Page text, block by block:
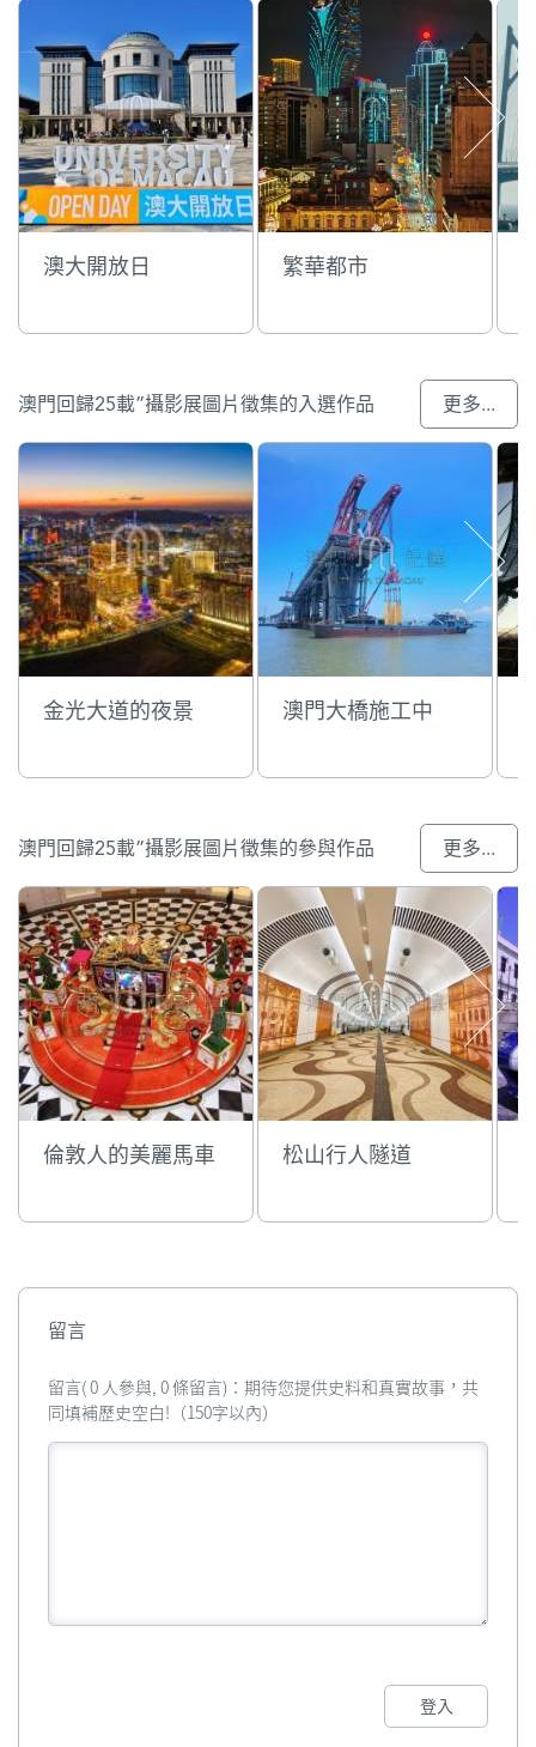
澳大開放日 繁華都市
澳門回歸25載”攝影展圖片徵集的入選作品 更多...
金光大道的夜景 澳門大橋施工中
澳門回歸25載”攝影展圖片徵集的參與作品 更多...
倫敦人的美麗馬車 松山行人隧道
留言
留言( 0 人參與, 0 條留言)：期待您提供史料和真實故事，共
同填補歷史空白!（150字以內）
登入